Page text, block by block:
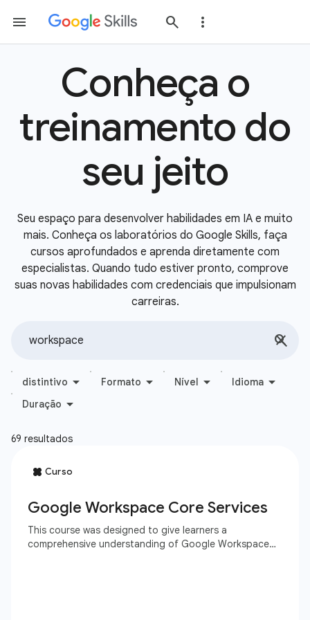
Conheça o
treinamento do
seu jeito
Seu espaço para desenvolver habilidades em IA e muito
mais. Conheça os laboratórios do Google Skills, faça
cursos aprofundados e aprenda diretamente com
especialistas. Quando tudo estiver pronto, comprove
suas novas habilidades com credenciais que impulsionam
carreiras.